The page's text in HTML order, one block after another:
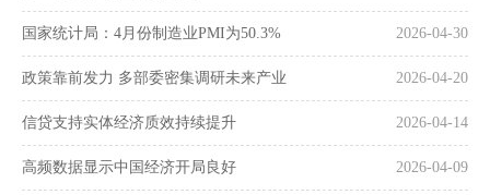
案例中心
联系我们
在线留言
2026-04-30
国家统计局：4月份制造业PMI为50.3%
2026-04-20
政策靠前发力 多部委密集调研未来产业
2026-04-14
信贷支持实体经济质效持续提升
2026-04-09
高频数据显示中国经济开局良好